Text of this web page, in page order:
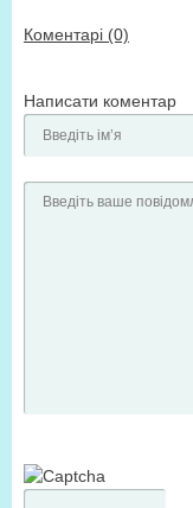
Коментарі (0)
Написати коментар